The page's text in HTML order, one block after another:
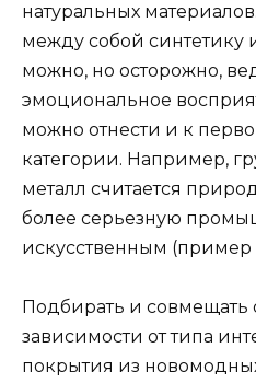
натуральных
между собой синтетику
можно, но осторожно,
эмоциональное
можно отнести и к
категории. Например,
металл считается
более серьезную
искусственным (пример
Подбирать и совмещать
зависимости от типа
покрытия из